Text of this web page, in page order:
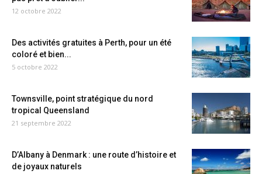
12 octobre 2022
Des activités gratuites à Perth, pour un été
coloré et bien...
5 octobre 2022
Townsville, point stratégique du nord
tropical Queensland
21 septembre 2022
D’Albany à Denmark : une route d’histoire et
de joyaux naturels